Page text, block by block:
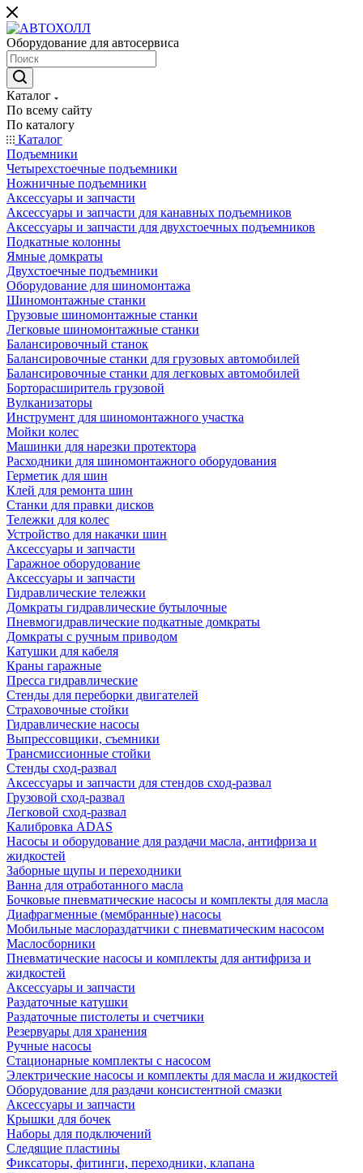
Оборудование для автосервиса
Каталог
По всему сайту
По каталогу
Каталог
Подъемники
Четырехстоечные подъемники
Ножничные подъемники
Аксессуары и запчасти
Аксессуары и запчасти для канавных подъемников
Аксессуары и запчасти для двухстоечных подъемников
Подкатные колонны
Ямные домкраты
Двухстоечные подъемники
Оборудование для шиномонтажа
Шиномонтажные станки
Грузовые шиномонтажные станки
Легковые шиномонтажные станки
Балансировочный станок
Балансировочные станки для грузовых автомобилей
Балансировочные станки для легковых автомобилей
Борторасширитель грузовой
Вулканизаторы
Инструмент для шиномонтажного участка
Мойки колес
Машинки для нарезки протектора
Расходники для шиномонтажного оборудования
Герметик для шин
Клей для ремонта шин
Станки для правки дисков
Тележки для колес
Устройство для накачки шин
Аксессуары и запчасти
Гаражное оборудование
Аксессуары и запчасти
Гидравлические тележки
Домкраты гидравлические бутылочные
Пневмогидравлические подкатные домкраты
Домкраты с ручным приводом
Катушки для кабеля
Краны гаражные
Пресса гидравлические
Стенды для переборки двигателей
Страховочные стойки
Гидравлические насосы
Выпрессовщики, съемники
Трансмиссионные стойки
Стенды сход-развал
Аксессуары и запчасти для стендов сход-развал
Грузовой сход-развал
Легковой сход-развал
Калибровка ADAS
Насосы и оборудование для раздачи масла, антифриза и
жидкостей
Заборные щупы и переходники
Ванна для отработанного масла
Бочковые пневматические насосы и комплекты для масла
Диафрагменные (мембранные) насосы
Мобильные маслораздатчики с пневматическим насосом
Маслосборники
Пневматические насосы и комплекты для антифриза и
жидкостей
Аксессуары и запчасти
Раздаточные катушки
Раздаточные пистолеты и счетчики
Резервуары для хранения
Ручные насосы
Стационарные комплекты с насосом
Электрические насосы и комплекты для масла и жидкостей
Оборудование для раздачи консистентной смазки
Аксессуары и запчасти
Крышки для бочек
Наборы для подключений
Следящие пластины
Фиксаторы, фитинги, переходники, клапана